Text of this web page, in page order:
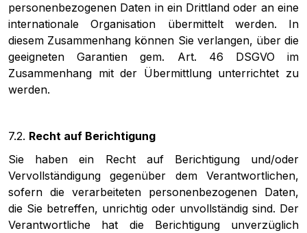
personenbezogenen Daten in ein Drittland oder an eine
internationale Organisation übermittelt werden. In
diesem Zusammenhang können Sie verlangen, über die
geeigneten Garantien gem. Art. 46 DSGVO im
Zusammenhang mit der Übermittlung unterrichtet zu
werden.
7.2. Recht auf Berichtigung
Sie haben ein Recht auf Berichtigung und/oder
Vervollständigung gegenüber dem Verantwortlichen,
sofern die verarbeiteten personenbezogenen Daten,
die Sie betreffen, unrichtig oder unvollständig sind. Der
Verantwortliche hat die Berichtigung unverzüglich